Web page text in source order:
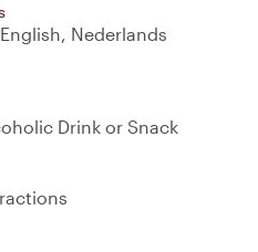
Nederlands
Drink or Snack